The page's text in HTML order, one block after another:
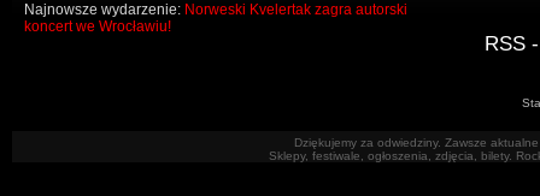
Najnowsze wydarzenie: Norweski Kvelertak zagra autorski
koncert we Wrocławiu!
RSS
Dziękujemy za odwiedziny. Zawsze
Sklepy, festiwale, ogłoszenia, zdjęcia, bilety.